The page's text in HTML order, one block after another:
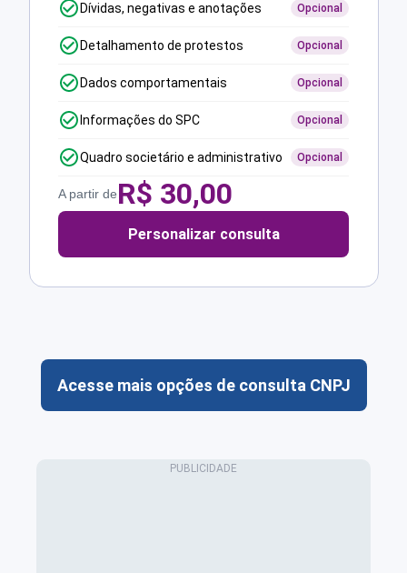
Dívidas, negativas e anotações Opcional
Detalhamento de protestos Opcional
Dados comportamentais Opcional
Informações do SPC Opcional
Quadro societário e administrativo Opcional
A partir deR$ 30,00
Personalizar consulta
Acesse mais opções de consulta CNPJ